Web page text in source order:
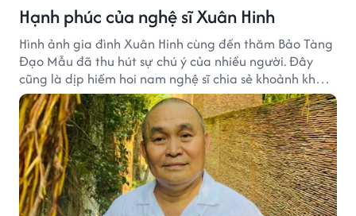
Hạnh phúc của nghệ sĩ Xuân Hinh
Hình ảnh gia đình Xuân Hinh cùng đến thăm Bảo Tàng
Đạo Mẫu đã thu hút sự chú ý của nhiều người. Đây
cũng là dịp hiếm hoi nam nghệ sĩ chia sẻ khoảnh khắc
sum họp bên người thân tại công trình văn hóa tâm
huyết của mình.